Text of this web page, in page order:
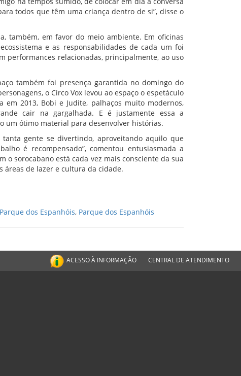
todos que têm uma criança dentro de si”, disse o
também, em favor do meio ambiente. Em oficinas
e as responsabilidades de cada um foi
performances relacionadas, principalmente, ao uso
também foi presença garantida no domingo do
o Circo Vox levou ao espaço o espetáculo
em 2013, Bobi e Judite, palhaços muito modernos,
cair na gargalhada. E é justamente essa a
um ótimo material para desenvolver histórias.
gente se divertindo, aproveitando aquilo que
é recompensado”, comentou entusiasmada a
o sorocabano está cada vez mais consciente da sua
áreas de lazer e cultura da cidade.
Parque dos Espanhóis, Parque dos Espanhóis
ACESSO À INFORMAÇÃO CENTRAL DE ATENDIMENTO